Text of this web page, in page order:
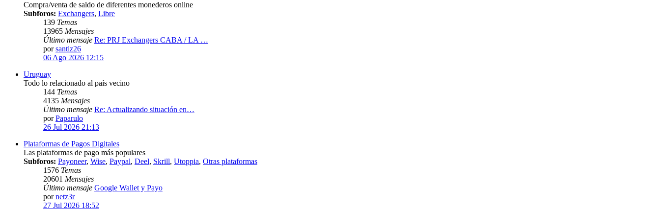
Compra/venta de saldo de diferentes monederos online
Subforos: Exchangers, Libre
139 Temas
13965 Mensajes
Último mensaje Re: PRJ Exchangers CABA / LA …
porsantiz26
06 Ago 2026 12:15
Uruguay
Todo lo relacionado al país vecino
144 Temas
4135 Mensajes
Último mensaje Re: Actualizando situación en…
porPaparulo
26 Jul 2026 21:13
Plataformas de Pagos Digitales
Las plataformas de pago más populares
Subforos: Payoneer, Wise, Paypal, Deel, Skrill, Utoppia, Otras plataformas
1576 Temas
20601 Mensajes
Último mensaje Google Wallet y Payo
pornetz3r
27 Jul 2026 18:52